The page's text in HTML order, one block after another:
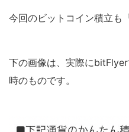
今回のビットコイン積立も
下の画像は、実際に
時のものです。